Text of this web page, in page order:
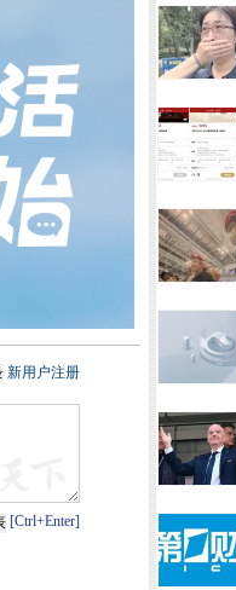
新用户注册
[Ctrl+Enter]